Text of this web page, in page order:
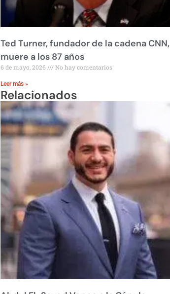
Ted Turner, fundador de la cadena CNN,
muere a los 87 años
6 de mayo, 2026 No hay comentarios
Leer más »
Relacionados